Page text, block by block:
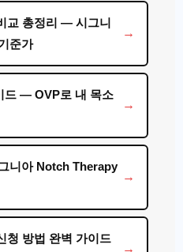
교 총정리 — 시그니
준가
드 — OVP로 내 목소
니아 Notch Therapy
청 방법 완벽 가이드